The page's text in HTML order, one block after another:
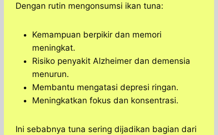
Dengan rutin mengonsumsi ikan tuna:
Kemampuan berpikir dan memori
meningkat.
Risiko penyakit Alzheimer dan demensia
menurun.
Membantu mengatasi depresi ringan.
Meningkatkan fokus dan konsentrasi.
Ini sebabnya tuna sering dijadikan bagian dari